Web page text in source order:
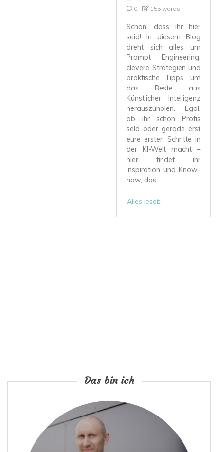
0
155 words
Schön, dass ihr hier
seid! In diesem Blog
dreht sich alles um
Prompt Engineering,
clevere Strategien und
praktische Tipps, um
das Beste aus
Künstlicher Intelligenz
herauszuholen. Egal,
ob ihr schon Profis
seid oder gerade erst
eure ersten Schritte in
der KI-Welt macht –
hier findet ihr
Inspiration und Know-
how, das...
Alles lesen
Das bin ich